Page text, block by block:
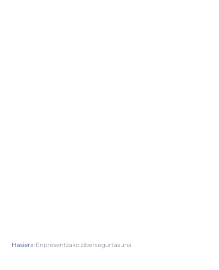
Hasiera›Enpresentzako zibersegurtasuna